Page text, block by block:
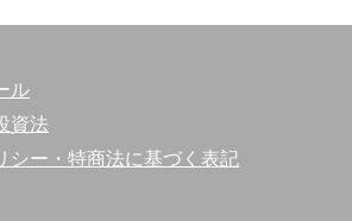
ル
資法
シー・特商法に基づく表記